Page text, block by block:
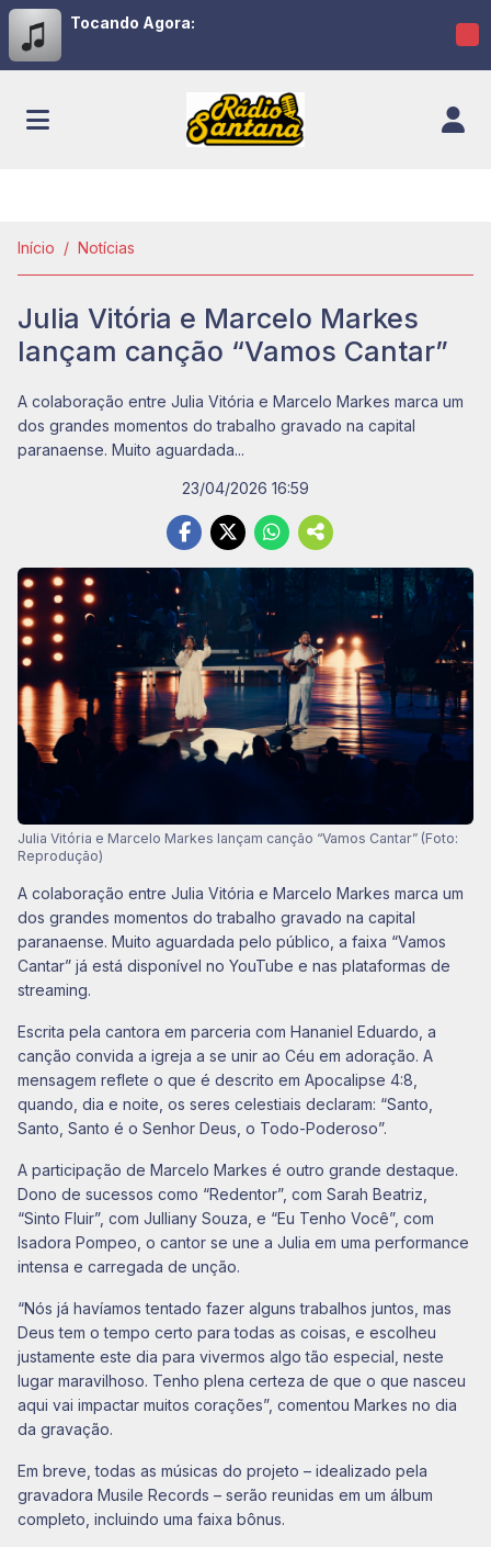
Tocando Agora:
Início Notícias
Julia Vitória e Marcelo Markes
lançam canção “Vamos Cantar”
A colaboração entre Julia Vitória e Marcelo Markes marca um
dos grandes momentos do trabalho gravado na capital
paranaense. Muito aguardada...
23/04/2026 16:59
Julia Vitória e Marcelo Markes lançam canção “Vamos Cantar” (Foto:
Reprodução)
A colaboração entre Julia Vitória e Marcelo Markes marca um
dos grandes momentos do trabalho gravado na capital
paranaense. Muito aguardada pelo público, a faixa “Vamos
Cantar” já está disponível no YouTube e nas plataformas de
streaming.
Escrita pela cantora em parceria com Hananiel Eduardo, a
canção convida a igreja a se unir ao Céu em adoração. A
mensagem reflete o que é descrito em Apocalipse 4:8,
quando, dia e noite, os seres celestiais declaram: “Santo,
Santo, Santo é o Senhor Deus, o Todo-Poderoso”.
A participação de Marcelo Markes é outro grande destaque.
Dono de sucessos como “Redentor”, com Sarah Beatriz,
“Sinto Fluir”, com Julliany Souza, e “Eu Tenho Você”, com
Isadora Pompeo, o cantor se une a Julia em uma performance
intensa e carregada de unção.
“Nós já havíamos tentado fazer alguns trabalhos juntos, mas
Deus tem o tempo certo para todas as coisas, e escolheu
justamente este dia para vivermos algo tão especial, neste
lugar maravilhoso. Tenho plena certeza de que o que nasceu
aqui vai impactar muitos corações”, comentou Markes no dia
da gravação.
Em breve, todas as músicas do projeto – idealizado pela
gravadora Musile Records – serão reunidas em um álbum
completo, incluindo uma faixa bônus.